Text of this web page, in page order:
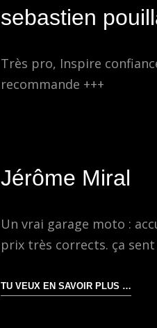
sebastien
Très pro, Inspire
recommande +++
Jérôme Miral
Un vrai garage moto :
prix très corrects. ça
TU VEUX EN SAVOIR PLUS …